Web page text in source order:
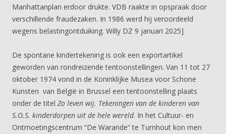
Manhattanplan erdoor drukte. VDB raakte in opspraak door
verschillende fraudezaken. In 1986 werd hij veroordeeld
wegens belastingontduiking. Willy DZ 9 januari 2025]
De spontane kindertekening is ook een exportartikel
geworden van rondreizende tentoonstellingen. Van 11 tot 27
oktober 1974 vond in de Koninklijke Musea voor Schone
Kunsten van België in Brussel een tentoonstelling plaats
onder de titel Zo leven wij. Tekeningen van de kinderen van
S.O.S. kinderdorpen uit de hele wereld. In het Cultuur- en
Ontmoetingscentrum “De Warande” te Turnhout kon men